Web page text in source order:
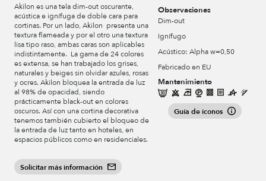
Akilon es una tela dim-out oscurante,
acústica e ignífuga de doble cara para
cortinas. Por un lado, Akilon presenta una
textura flameada y por el otro una textura
lisa tipo raso, ambas caras son aplicables
indistintamente. La gama de 24 colores
es extensa, se han trabajado los grises,
naturales y beiges sin olvidar azules, rosas
y ocres. Akilon bloquea la entrada de luz
al 98% de opacidad, siendo
prácticamente black-out en colores
oscuros. Así con una cortina decorativa
tenemos también cubierto el bloqueo de
la entrada de luz tanto en hoteles, en
espacios públicos como en residenciales.
Solicitar más información
Observaciones
Dim-out
Ignífugo
Acústico: Alpha w=0,50
Fabricado en EU
Mantenimiento
Guía de iconos